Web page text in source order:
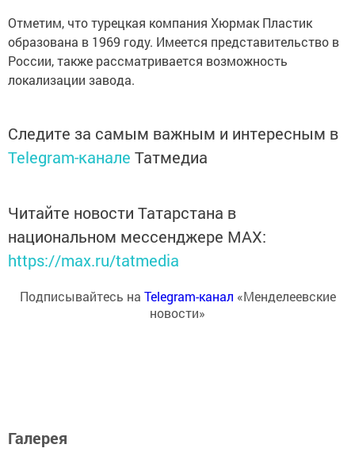
Отметим, что турецкая компания Хюрмак Пластик
образована в 1969 году. Имеется представительство в
России, также рассматривается возможность
локализации завода.
Следите за самым важным и интересным в
Telegram-канале Татмедиа
Читайте новости Татарстана в
национальном мессенджере MАХ:
https://max.ru/tatmedia
Подписывайтесь на Telegram-канал «Менделеевские
новости»
Галерея